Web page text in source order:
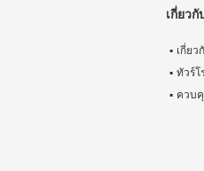
เกี่ยวกั
เกี่ยว
ทัวร์โ
ควบ